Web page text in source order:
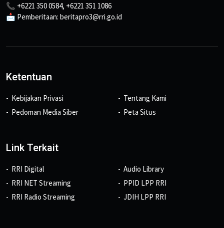
📞 +6221 350 0584, +6221 351 1086
📩 Pemberitaan: beritapro3@rri.go.id
Ketentuan
Kebijakan Privasi
Pedoman Media Siber
Tentang Kami
Peta Situs
Link Terkait
RRI Digital
RRI NET Streaming
RRI Radio Streaming
Audio Library
PPID LPP RRI
JDIH LPP RRI